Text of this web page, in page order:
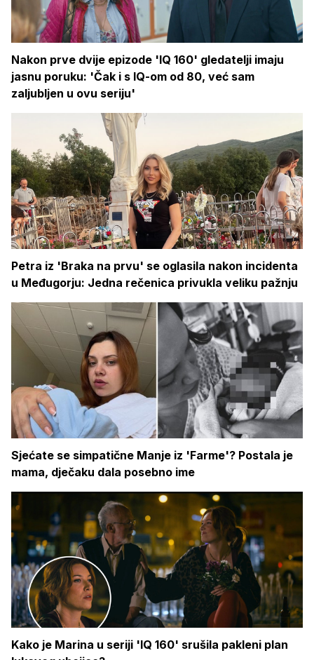
Nakon prve dvije epizode 'IQ 160' gledatelji imaju
jasnu poruku: 'Čak i s IQ-om od 80, već sam
zaljubljen u ovu seriju'
Petra iz 'Braka na prvu' se oglasila nakon incidenta
u Međugorju: Jedna rečenica privukla veliku pažnju
Sjećate se simpatične Manje iz 'Farme'? Postala je
mama, dječaku dala posebno ime
Kako je Marina u seriji 'IQ 160' srušila pakleni plan